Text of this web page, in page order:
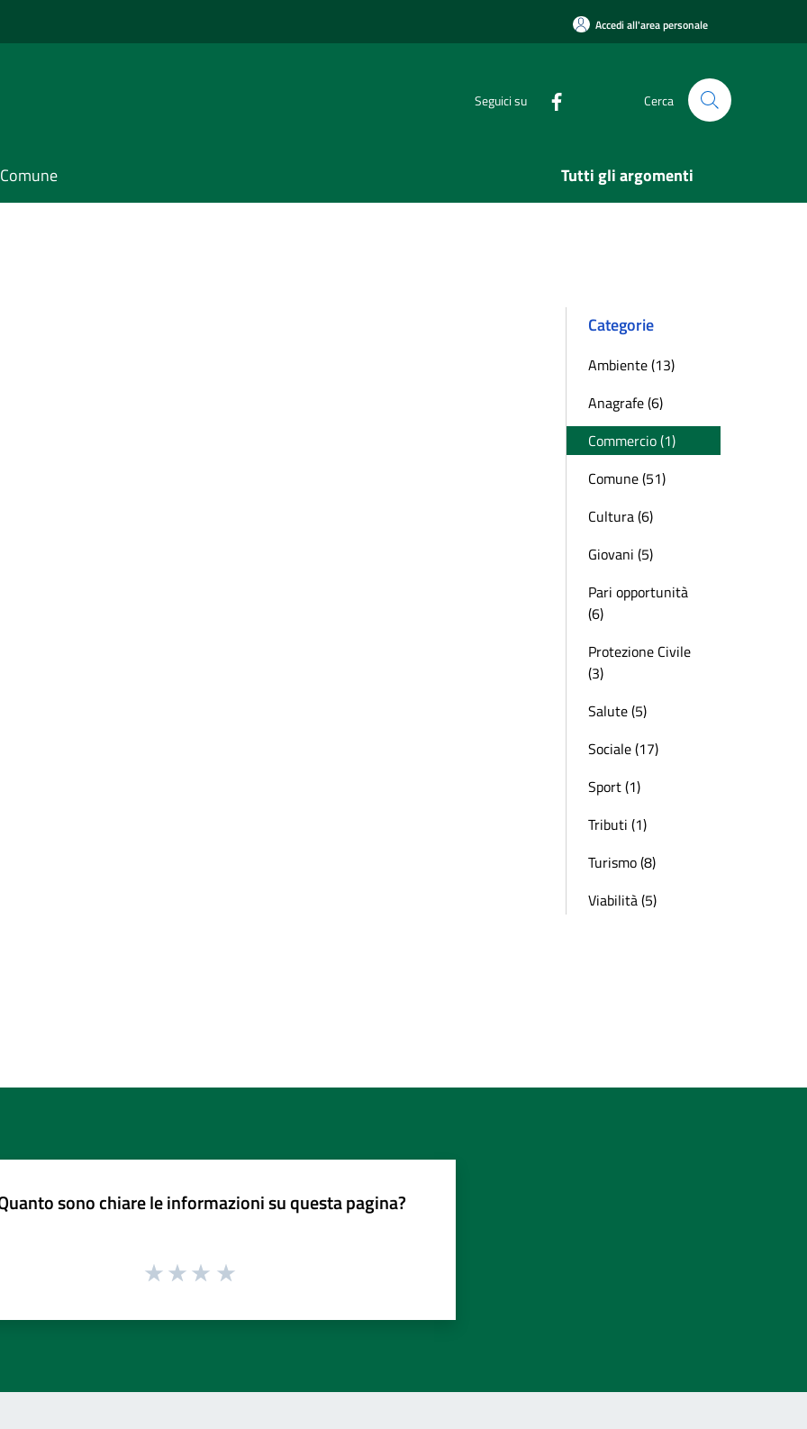
Accedi all'area personale
Seguici su Cerca
Tutti gli argomenti
Categorie
Ambiente (13)
Anagrafe (6)
Commercio (1)
Comune (51)
Cultura (6)
Giovani (5)
Pari opportunità
(6)
Protezione Civile
(3)
Salute (5)
Sociale (17)
Sport (1)
Tributi (1)
Turismo (8)
Viabilità (5)
sono chiare le informazioni su questa pagina?